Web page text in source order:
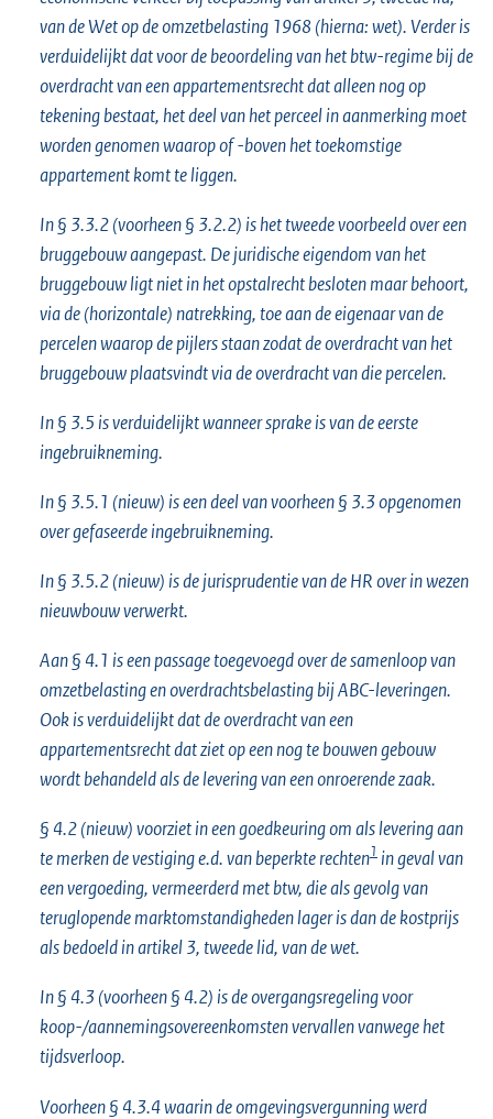
van de Wet op de omzetbelasting 1968 (hierna: wet). Verder is
verduidelijkt dat voor de beoordeling van het btw-regime bij de
overdracht van een appartementsrecht dat alleen nog op
tekening bestaat, het deel van het perceel in aanmerking moet
worden genomen waarop of -boven het toekomstige
appartement komt te liggen.
In § 3.3.2 (voorheen § 3.2.2) is het tweede voorbeeld over een
bruggebouw aangepast. De juridische eigendom van het
bruggebouw ligt niet in het opstalrecht besloten maar behoort,
via de (horizontale) natrekking, toe aan de eigenaar van de
percelen waarop de pijlers staan zodat de overdracht van het
bruggebouw plaatsvindt via de overdracht van die percelen.
In § 3.5 is verduidelijkt wanneer sprake is van de eerste
ingebruikneming.
In § 3.5.1 (nieuw) is een deel van voorheen § 3.3 opgenomen
over gefaseerde ingebruikneming.
In § 3.5.2 (nieuw) is de jurisprudentie van de HR over in wezen
nieuwbouw verwerkt.
Aan § 4.1 is een passage toegevoegd over de samenloop van
omzetbelasting en overdrachtsbelasting bij ABC-leveringen.
Ook is verduidelijkt dat de overdracht van een
appartementsrecht dat ziet op een nog te bouwen gebouw
wordt behandeld als de levering van een onroerende zaak.
§ 4.2 (nieuw) voorziet in een goedkeuring om als levering aan
te merken de vestiging e.d. van beperkte rechten1 in geval van
een vergoeding, vermeerderd met btw, die als gevolg van
teruglopende marktomstandigheden lager is dan de kostprijs
als bedoeld in artikel 3, tweede lid, van de wet.
In § 4.3 (voorheen § 4.2) is de overgangsregeling voor
koop-/aannemingsovereenkomsten vervallen vanwege het
tijdsverloop.
Voorheen § 4.3.4 waarin de omgevingsvergunning werd